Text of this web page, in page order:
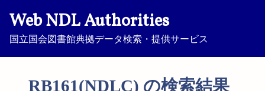
Web NDL Authorities
国立国会図書館典拠データ検索・提供サービス
RB161(NDLC) の検索結果